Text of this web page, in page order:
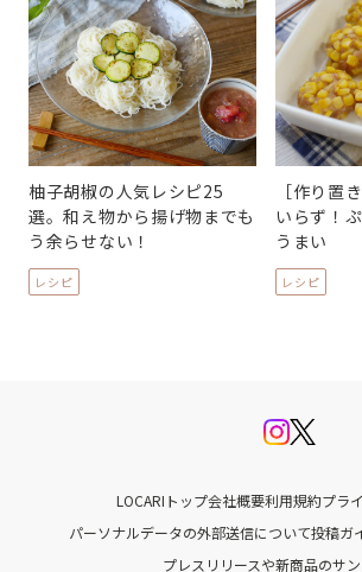
柚子胡椒の人気レシピ25
選。和え物から揚げ物までも
う余らせない！
レシピ
［作り置
いらず！
うまい
レシピ
LOCARIトップ会社概要利用規約プラ
パーソナルデータの外部送信について投稿ガ
プレスリリースや新商品のサ